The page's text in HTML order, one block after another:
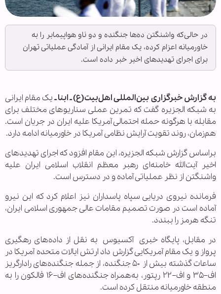
در حالی‌که واشنگتن ده‌ها جنگنده و دو ناو هواپیمابر را به
خاورمیانه اعزام کرده، یک مقام ایرانی از آمادگی عملیاتی تهران
برای اجرای تهدیدهای اخیر خبر داده است.
به گزارش خبرگزاری بین‌المللی اهل‌بیت(ع) ـ ابنا ـیک مقام ایرانی
به شبکه الجزیره گفت که تمرین عملی سناریوهای مختلف برای
مقابله با هرگونه حمله احتمالی آمریکا علیه ایران در جریان است.
هم‌زمان، روند تقویت آرایش نظامی آمریکا در خاورمیانه ادامه دارد.
براساس گزارش شبکه الجزیره، این مقام افزود که اجرای تهدیدهای
اخیر آیت‌الله خامنه‌ای رهبر معظم انقلاب اسلامی ایران علیه
واشنگتن از نظر عملیاتی آماده و در دسترس است.
فرمانده نیروی دریایی سپاه پاسداران نیز اعلام کرد که این نیرو
آماده است در صورت تصمیم مقامات عالی جمهوری اسلامی ایران،
تنگه هرمز را ببندد.
در مقابل، پایگاه خبری آکسیوس به نقل از داده‌های رهگیری
پرواز و یک مقام آمریکایی گزارش داد ارتش ایالات متحده آمریکا در
ساعات گذشته بیش از ۵۰ جنگنده، از جمله جنگنده‌های رادارگریز
اف–۳۵ و اف–۲۲ رپتور، به‌همراه جنگنده‌های اف–۱۶ فالکون را به
منطقه خاورمیانه منتقل کرده است.